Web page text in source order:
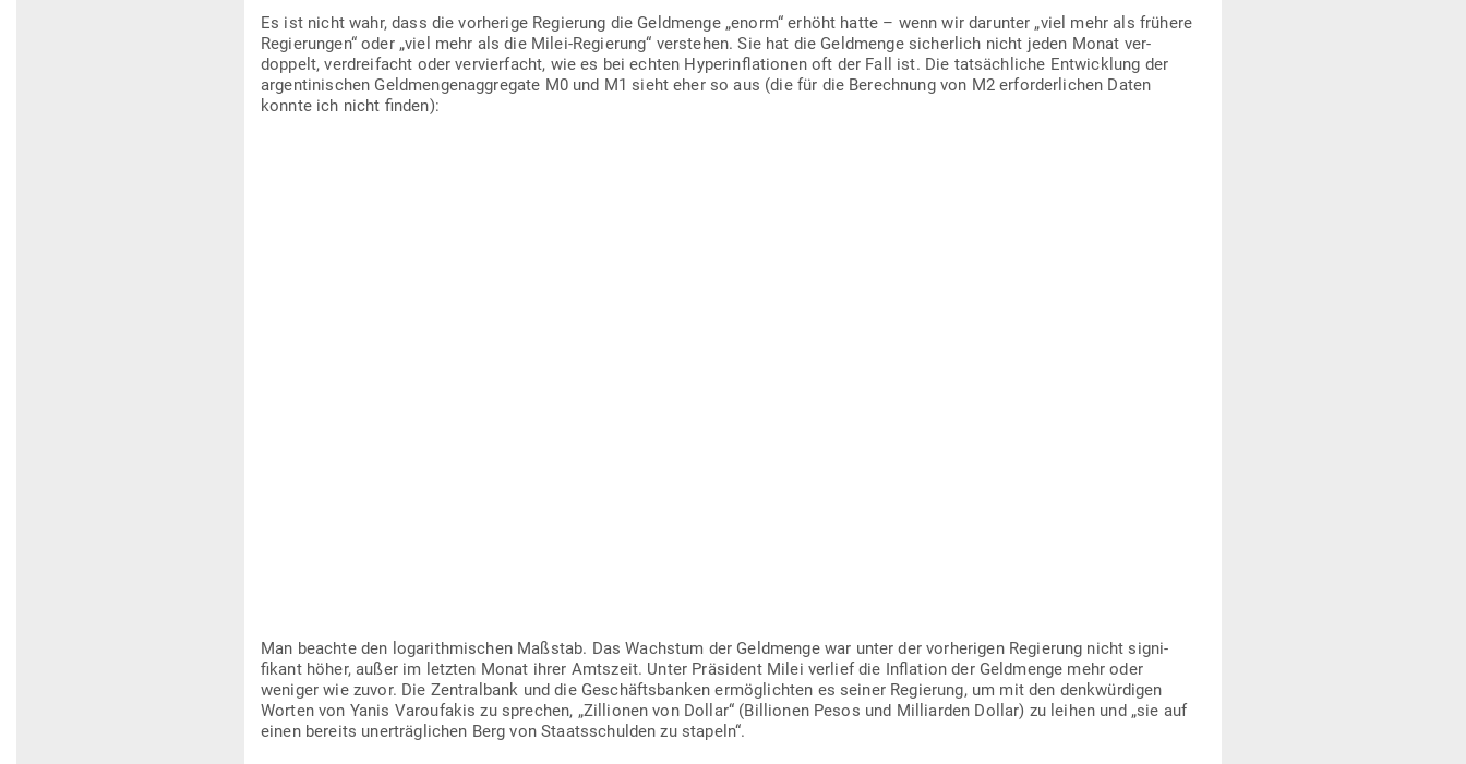
Es ist nicht wahr, dass die vor­herige Regierung die Geld­menge „enorm“ erhöht hatte – wenn wir dar­unter „viel mehr als frühere
Regie­rungen“ oder „viel mehr als die Milei-Regierung“ ver­stehen. Sie hat die Geld­menge sicherlich nicht jeden Monat ver­
doppelt, ver­drei­facht oder ver­vier­facht, wie es bei echten Hyper­in­fla­tionen oft der Fall ist. Die tat­säch­liche Ent­wicklung der
argen­ti­ni­schen Geld­men­gen­ag­gregate M0 und M1 sieht eher so aus (die für die Berechnung von M2 erfor­der­lichen Daten
konnte ich nicht finden):
Man beachte den log­arith­mi­schen Maßstab. Das Wachstum der Geld­menge war unter der vor­he­rigen Regierung nicht signi­
fikant höher, außer im letzten Monat ihrer Amtszeit. Unter Prä­sident Milei verlief die Inflation der Geld­menge mehr oder
weniger wie zuvor. Die Zen­tralbank und die Geschäfts­banken ermög­lichten es seiner Regierung, um mit den denk­wür­digen
Worten von Yanis Varou­fakis zu sprechen, „Zil­lionen von Dollar“ (Bil­lionen Pesos und Mil­li­arden Dollar) zu leihen und „sie auf
einen bereits uner­träg­lichen Berg von Staats­schulden zu stapeln“.